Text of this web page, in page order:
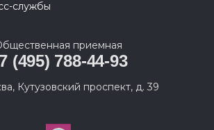
службы
приемная
(495) 788-44-93
Кутузовский проспект, д. 39